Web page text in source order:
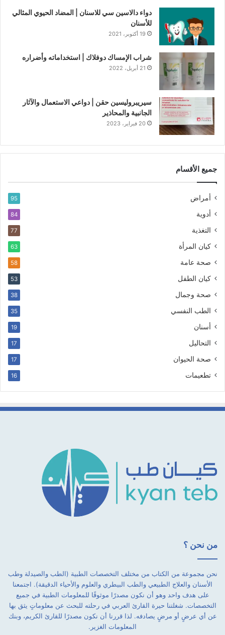
دواء دالاسين سي للاسنان | المضاد الحيوي المثالي
للأسنان
19 أكتوبر، 2021
شراب الإمساك دوفلاك | استخداماته وأضراره
21 أبريل، 2022
سيريبروليسين حقن | دواعي الاستعمال والآثار
الجانبية والمحاذير
20 فبراير، 2023
جميع الأقسام
أمراض 95
أدوية 84
التغذية 77
كيان المرأة 63
صحة عامة 58
كيان الطفل 53
صحة وجمال 38
الطب النفسي 35
أسنان 19
التحاليل 17
صحة الحيوان 17
تطعيمات 16
من نحن ؟
نحن مجموعة من الكتاب من مختلف التخصصات الطبية (الطب والصيدلة وطب
الأسنان والعلاج الطبيعي والطب البيطري والعلوم والأحياء الدقيقة). اجتمعنا
على هدف واحد وهو أن نكون مصدرًا موثوقًا للمعلومات الطبية في جميع
التخصصات. شغلتنا حيرة القارئ العربي في رحلته للبحث عن معلوماتٍ يثق بها
عن أي عرضٍ أو مرضٍ يصادفه. لذا قررنا أن نكون مصدرًا للقارئ الكريم، وبنك
المعلومات الغزير.